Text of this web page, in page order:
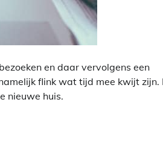
en daar vervolgens een
flink wat tijd mee kwijt zijn.
nieuwe huis.